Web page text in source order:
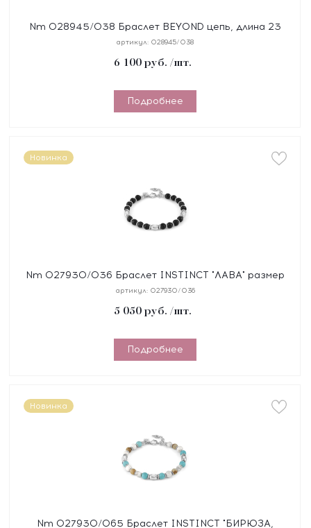
Nm 028945/038 Браслет BEYOND цепь, длина 23
см, сталь, покрытие черное PVD
артикул: 028945/038
6 100 руб. /шт.
Подробнее
Новинка
Nm 027930/036 Браслет INSTINCT "ЛАВА" размер
18-21 см, синтетический шнур, сталь, камни
артикул: 027930/036
5 050 руб. /шт.
Подробнее
Новинка
Nm 027930/065 Браслет INSTINCT "БИРЮЗА,